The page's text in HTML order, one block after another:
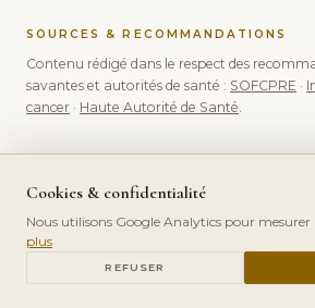
SOURCES & RECOMMANDATIONS
Contenu rédigé dans le respect des
savantes et autorités de santé : SOFCPRE ·
cancer · Haute Autorité de Santé
VOTRE PARCOURS
Cookies & confidentialité
Nous utilisons Google Analytics pour mesurer
plus
REFUSER